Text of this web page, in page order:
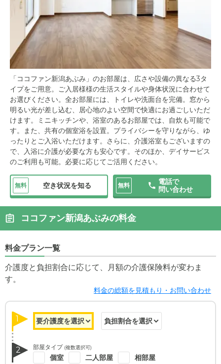
「ココファン新潟あぶみ」のお部屋は、広さや設備の異なる3タ
イプをご用意。ご入居様様の生活スタイルや身体状況に合わせて
お選びください。全お部屋には、トイレや洗面台を完備。窓から
明るい光が差し込む、居心地のよい空間で快適にお過ごしいただ
けます。ミニキッチンや、浴室のあるお部屋では、自炊も可能で
す。また、共有の個室浴を設置。プライバシーを守りながら、ゆ
ったりとご入浴いただけます。さらに、介護浴室もございますの
で、入浴に介護が必要な方も安心です。そのほか、デイサービス
のご利用も可能。必要に応じてご活用ください。
無料 空き状況を知る 無料
電話で
問い合わせ
ココファン新潟あぶみの料金
料金プラン一覧
介護度と負担割合に応じて、月額の介護保険料が変わま
す。
料金の総額を見積もり・お問い合わせ
1
2 部屋タイプ (複数選択可)
個室 二人部屋 相部屋